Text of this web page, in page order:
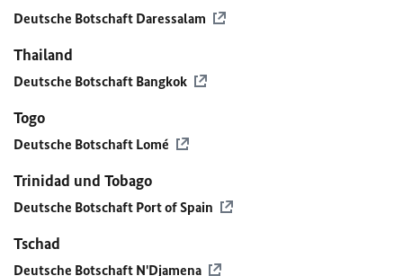
Deutsche Botschaft Daressalam
Thailand
Deutsche Botschaft Bangkok
Togo
Deutsche Botschaft Lomé
Trinidad und Tobago
Deutsche Botschaft Port of Spain
Tschad
Deutsche Botschaft N'Djamena